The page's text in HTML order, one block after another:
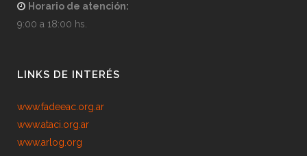
Horario de atención:
9:00 a 18:00 hs.
LINKS DE INTERÉS
www.fadeeac.org.ar
www.ataci.org.ar
www.arlog.org